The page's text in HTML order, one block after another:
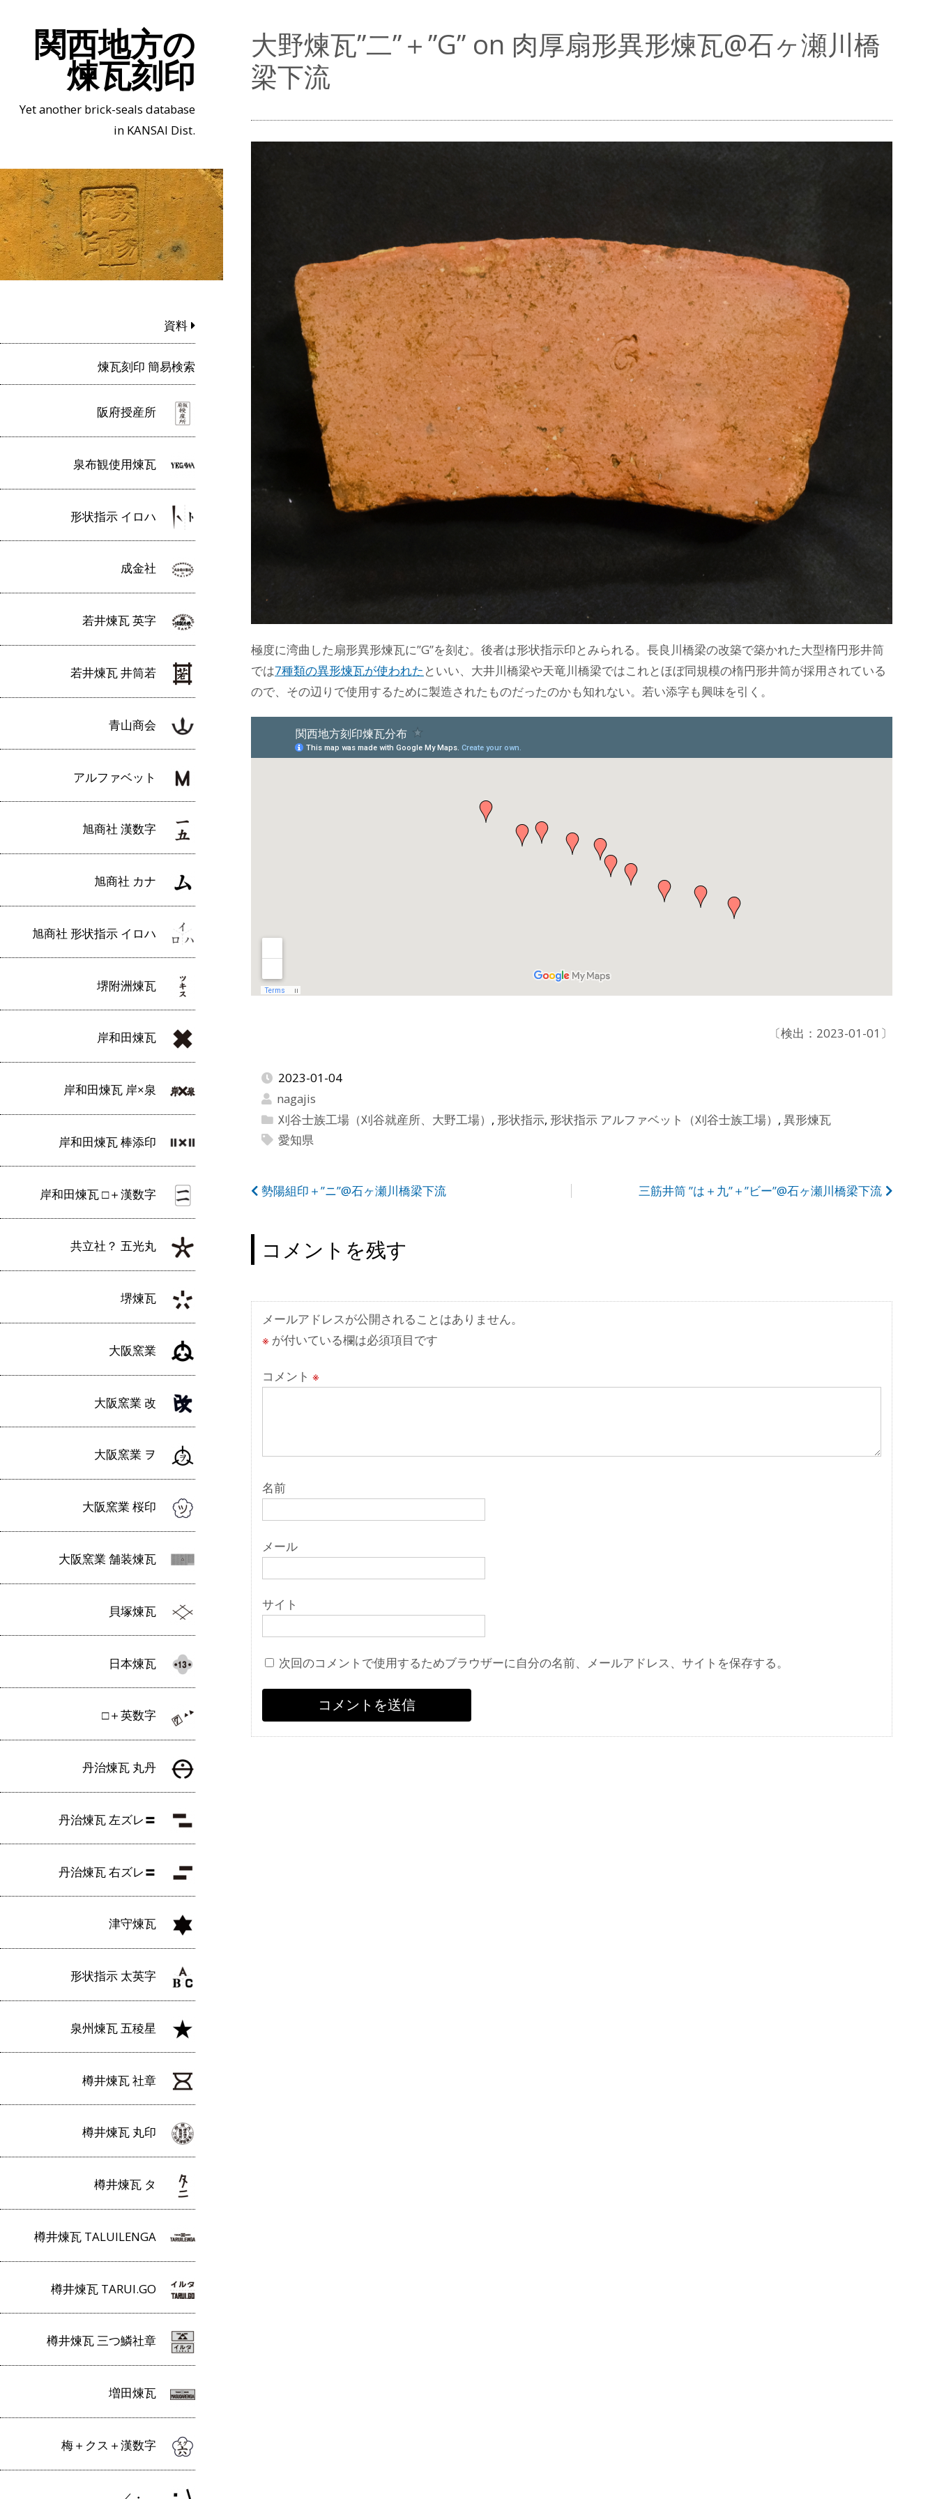
関西地方の
煉瓦刻印
Yet another brick-seals database
in KANSAI Dist.
資料
煉瓦刻印 簡易検索
阪府授産所
泉布観使用煉瓦
形状指示 イロハ
成金社
若井煉瓦 英字
若井煉瓦 井筒若
青山商会
アルファベット
旭商社 漢数字
旭商社 カナ
旭商社 形状指示 イロハ
堺附洲煉瓦
岸和田煉瓦
岸和田煉瓦 岸×泉
岸和田煉瓦 棒添印
岸和田煉瓦 □＋漢数字
共立社？ 五光丸
堺煉瓦
大阪窯業
大阪窯業 改
大阪窯業 ヲ
大阪窯業 桜印
大阪窯業 舗装煉瓦
貝塚煉瓦
日本煉瓦
□＋英数字
丹治煉瓦 丸丹
丹治煉瓦 左ズレ〓
丹治煉瓦 右ズレ〓
津守煉瓦
形状指示 太英字
泉州煉瓦 五稜星
樽井煉瓦 社章
樽井煉瓦 丸印
樽井煉瓦 タ
樽井煉瓦 TALUILENGA
樽井煉瓦 TARUI.GO
樽井煉瓦 三つ鱗社章
増田煉瓦
梅＋クス＋漢数字
大野煉瓦”二”＋”G” on 肉厚扇形異形煉瓦@石ヶ瀬川橋
梁下流
極度に湾曲した扇形異形煉瓦に”G”を刻む。後者は形状指示印とみられる。長良川橋梁の改築で築かれた大型楕円形井筒
では7種類の異形煉瓦が使われた といい、大井川橋梁や天竜川橋梁ではこれとほぼ同規模の楕円形井筒が採用されている
ので、その辺りで使用するために製造されたものだったのかも知れない。若い添字も興味を引く。
〔検出：2023-01-01〕
2023-01-04
nagajis
刈谷士族工場（刈谷就産所、大野工場） , 形状指示, 形状指示 アルファベット（刈谷士族工場） , 異形煉瓦
愛知県
投
ナ
ビ
ゲ
ー
シ
ョ
ン
三筋井筒 ”は＋九”＋”ビー”@石ヶ瀬川橋梁下流
勢陽組印＋”ニ”@石ヶ瀬川橋梁下流
コメントを残す
メールアドレスが公開されることはありません。
※ が付いている欄は必須項目です
コメント ※
名前
メール
サイト
次回のコメントで使用するためブラウザーに自分の名前、メールアドレス、サイトを保存する。